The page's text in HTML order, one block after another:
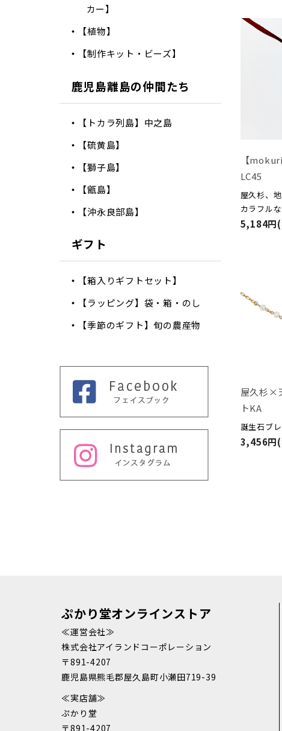
【
LC45
屋久杉、
カラフル
5,184円
屋久杉×
トKA
誕生石ブ
3,456円
カー】
【植物】
【制作キット・ビーズ】
鹿児島離島の仲間たち
【トカラ列島】中之島
【硫黄島】
【獅子島】
【甑島】
【沖永良部島】
ギフト
【箱入りギフトセット】
【ラッピング】袋・箱・のし
【季節のギフト】旬の農産物
ぷかり堂オンラインストア
≪運営会社≫
株式会社アイランドコーポレーション
〒891-4207
鹿児島県熊毛郡屋久島町小瀬田719-39
≪実店舗≫
ぷかり堂
〒891-4207